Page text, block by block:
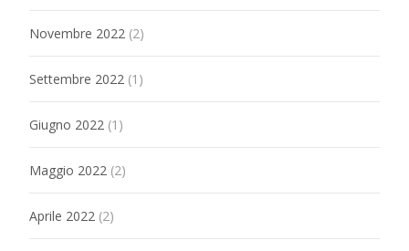
Novembre 2022 (2)
Settembre 2022 (1)
Giugno 2022 (1)
Maggio 2022 (2)
Aprile 2022 (2)